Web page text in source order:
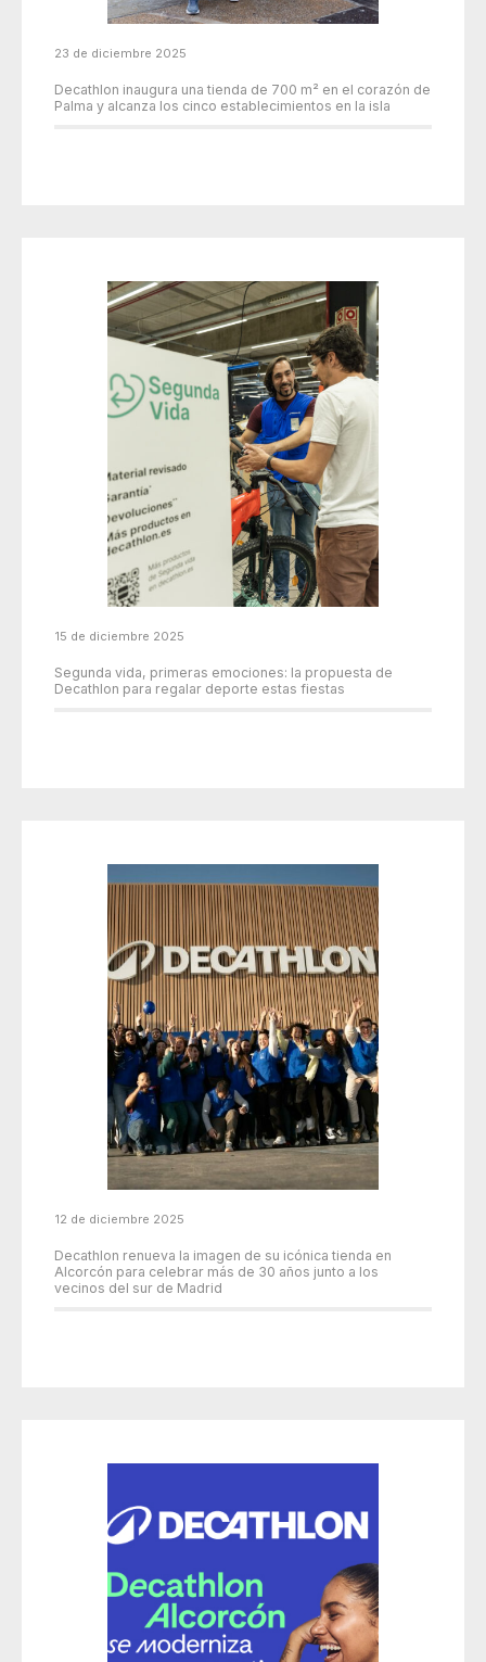
23 de diciembre 2025
Decathlon inaugura una tienda de 700 m² en el corazón de
Palma y alcanza los cinco establecimientos en la isla
15 de diciembre 2025
Segunda vida, primeras emociones: la propuesta de
Decathlon para regalar deporte estas fiestas
12 de diciembre 2025
Decathlon renueva la imagen de su icónica tienda en
Alcorcón para celebrar más de 30 años junto a los
vecinos del sur de Madrid